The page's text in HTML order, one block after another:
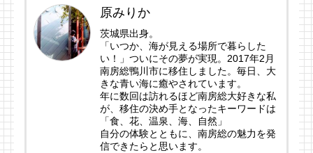
原みりか
茨城県出身。
「いつか、海が見える場所で暮らした
い！」ついにその夢が実現。2017年2月
南房総鴨川市に移住しました。毎日、大
きな青い海に癒やされています。
年に数回は訪れるほど南房総大好きな私
が、移住の決め手となったキーワードは
「食、花、温泉、海、自然」
自分の体験とともに、南房総の魅力を発
信できたらと思います。